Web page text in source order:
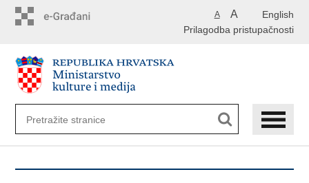
English
A A
Prilagodba pristupačnosti